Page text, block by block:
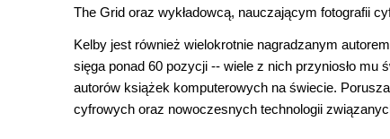
The Grid oraz wykładowcą, nauczającym fotografii
Kelby jest również wielokrotnie nagradzanym
sięga ponad 60 pozycji -- wiele z nich przyniosło mu
autorów książek komputerowych na świecie.
cyfrowych oraz nowoczesnych technologii